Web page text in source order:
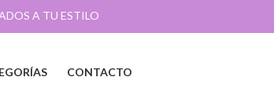
A TU ESTILO
CONTACTO